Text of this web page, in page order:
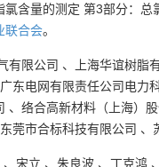
含量的测定 第3部分：总
联合会。
有限公司 、 上海华谊树脂
广东电网有限责任公司电力
、 络合高新材料（上海）
东莞市合标科技有限公司 、
、 宋立 、 朱良波 、 丁克鸿 、